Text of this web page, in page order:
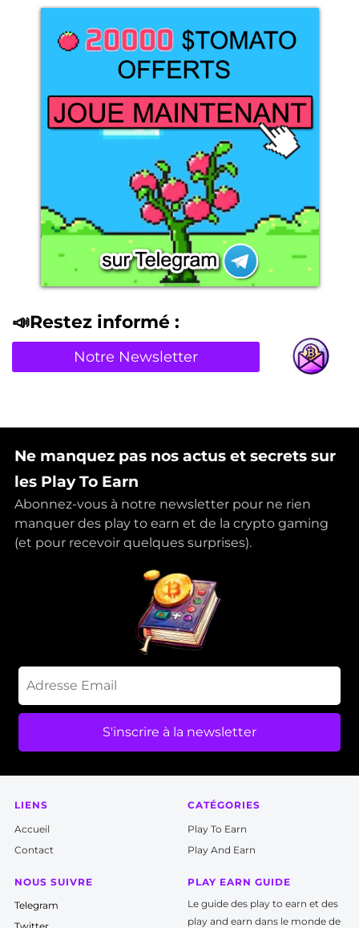
📣Restez informé :
Notre Newsletter
Ne manquez pas nos actus et secrets sur
les Play To Earn
Abonnez-vous à notre newsletter pour ne rien
manquer des play to earn et de la crypto gaming
(et pour recevoir quelques surprises).
S'inscrire à la newsletter
LIENS
Accueil
Contact
CATÉGORIES
Play To Earn
Play And Earn
NOUS SUIVRE
Telegram
PLAY EARN GUIDE
Le guide des play to earn et des
play and earn dans le monde de